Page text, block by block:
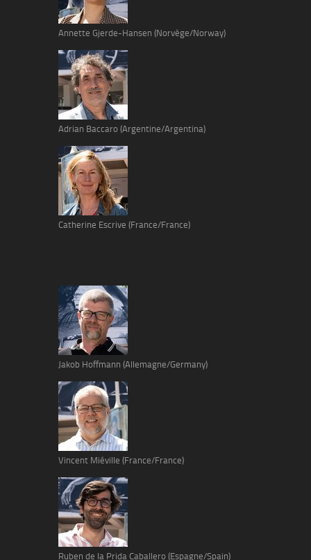
Annette Gjerde-Hansen (Norvège/Norway)
Adrian Baccaro (Argentine/Argentina)
Catherine Escrive (France/France)
Jakob Hoffmann (Allemagne/Germany)
Vincent Miéville (France/France)
Ruben de la Prida Caballero (Espagne/Spain)